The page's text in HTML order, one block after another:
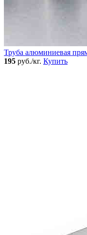
Труба алюминиевая
195 руб./кг. Купить